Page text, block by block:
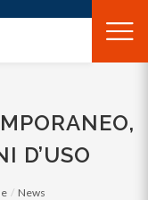
D’USO
News